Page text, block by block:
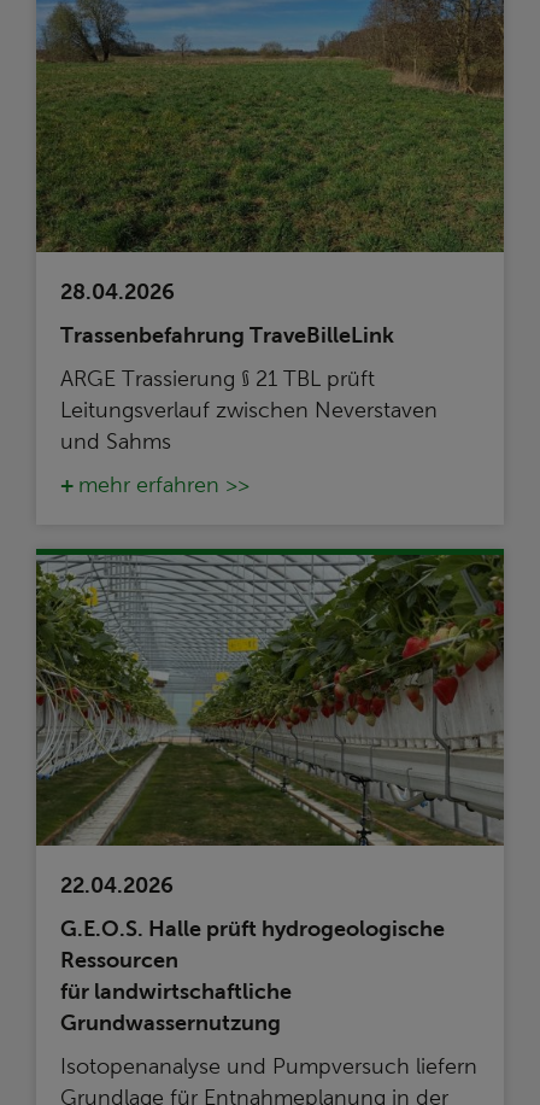
28.04.2026
Trassenbefahrung TraveBilleLink
ARGE Trassierung § 21 TBL prüft
Leitungsverlauf zwischen Neverstaven
und Sahms
mehr erfahren >>
22.04.2026
G.E.O.S. Halle prüft hydrogeologische
Ressourcen
für landwirtschaftliche
Grundwassernutzung
Isotopenanalyse und Pumpversuch liefern
Grundlage für Entnahmeplanung in der